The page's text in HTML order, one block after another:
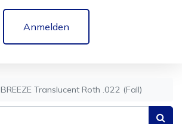
Anmelden
BREEZE Translucent Roth .022 (Fall)